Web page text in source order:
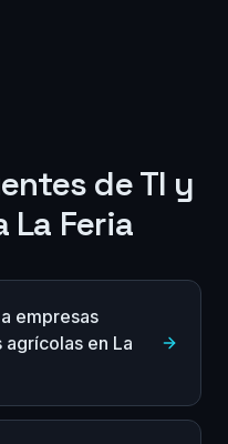
de TI y
La Feria
empresas
en La